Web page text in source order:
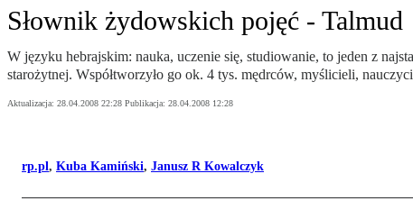
Słownik żydowskich pojęć - Talmud
W języku hebrajskim: nauka, uczenie się, studiowanie, to jeden z
starożytnej. Współtworzyło go ok. 4 tys. mędrców, myślicieli,
Aktualizacja: 28.04.2008 22:28 Publikacja: 28.04.2008 12:28
rp.pl, Kuba Kamiński, Janusz R Kowalczyk